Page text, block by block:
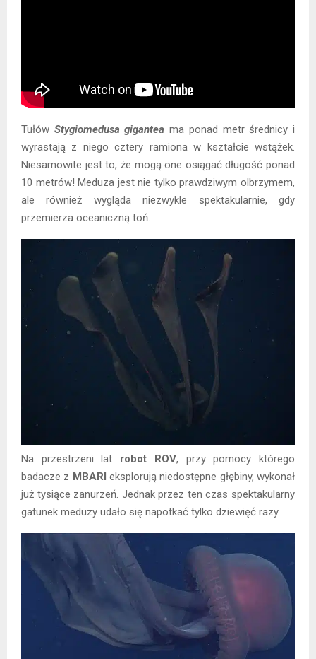
Tułów Stygiomedusa gigantea ma ponad metr średnicy i
wyrastają z niego cztery ramiona w kształcie wstążek.
Niesamowite jest to, że mogą one osiągać długość ponad
10 metrów! Meduza jest nie tylko prawdziwym olbrzymem,
ale również wygląda niezwykle spektakularnie, gdy
przemierza oceaniczną toń.
Na przestrzeni lat robot ROV, przy pomocy którego
badacze z MBARI eksplorują niedostępne głębiny, wykonał
już tysiące zanurzeń. Jednak przez ten czas spektakularny
gatunek meduzy udało się napotkać tylko dziewięć razy.